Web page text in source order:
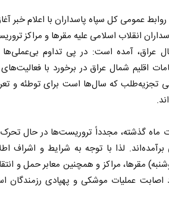
روابط عمومی کل سپاه پاسداران با اعلام خبر
انقلاب اسلامی علیه مقرها و مراکز
عراق، آمده است: در پی تداوم
اقلیم شمال عراق در برخورد با
تجزیه‌طلب که سال‌ها است برای توطئه و
ماه گذشته، مجدداً تروریست‌ها در حال
برآمده‌اند. لذا با توجه به شرایط و اشراف
مقرها، مراکز و همچنین معابر حمل و
عملیات موشکی و پهپادی رزمندگان